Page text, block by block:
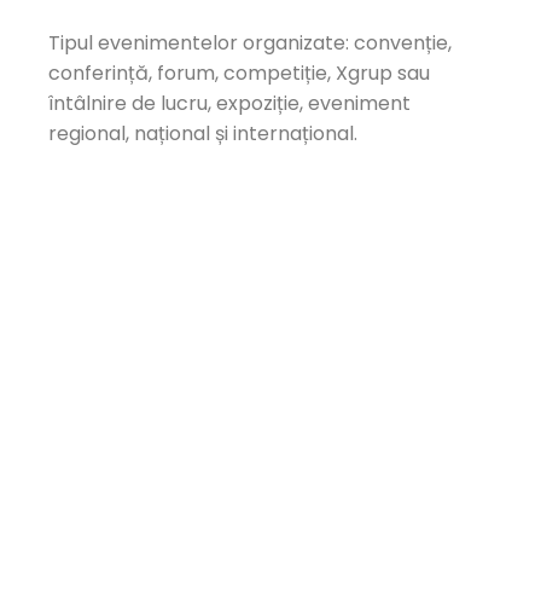
Tipul evenimentelor organizate: convenție,
conferință, forum, competiție, Xgrup sau
întâlnire de lucru, expoziție, eveniment
regional, național și internațional.